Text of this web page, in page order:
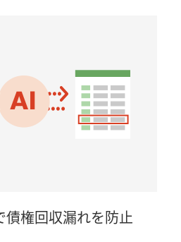
債権回収漏れを防止